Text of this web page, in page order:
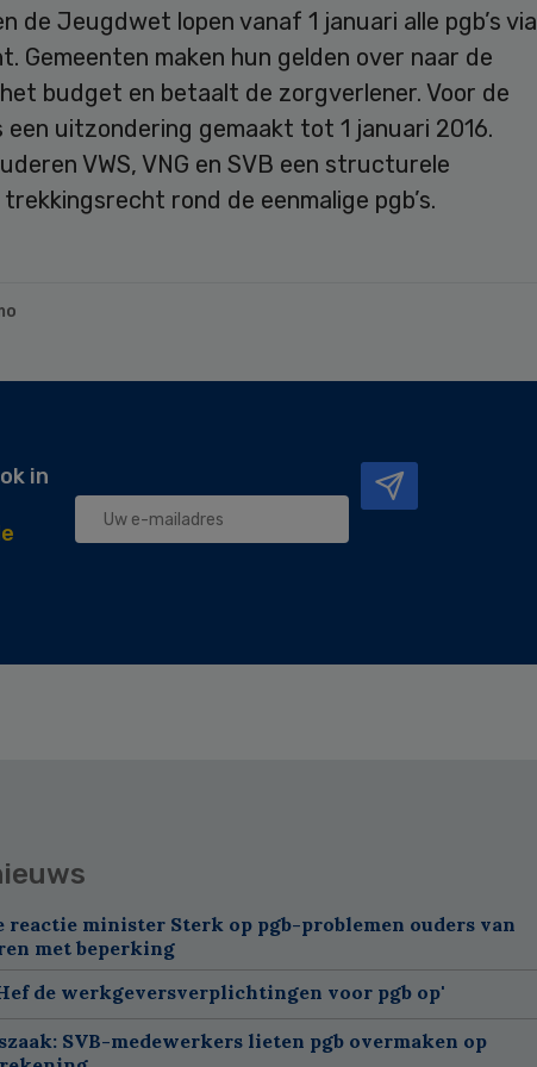
de Jeugdwet lopen vanaf 1 januari alle pgb’s via
Gemeenten maken hun gelden over naar de
budget en betaalt de zorgverlener. Voor de
een uitzondering gemaakt tot 1 januari 2016.
VWS, VNG en SVB een structurele
rond de eenmalige pgb’s.
in
reactie minister Sterk op pgb-problemen ouders van
met beperking
de werkgeversverplichtingen voor pgb op'
SVB-medewerkers lieten pgb overmaken op